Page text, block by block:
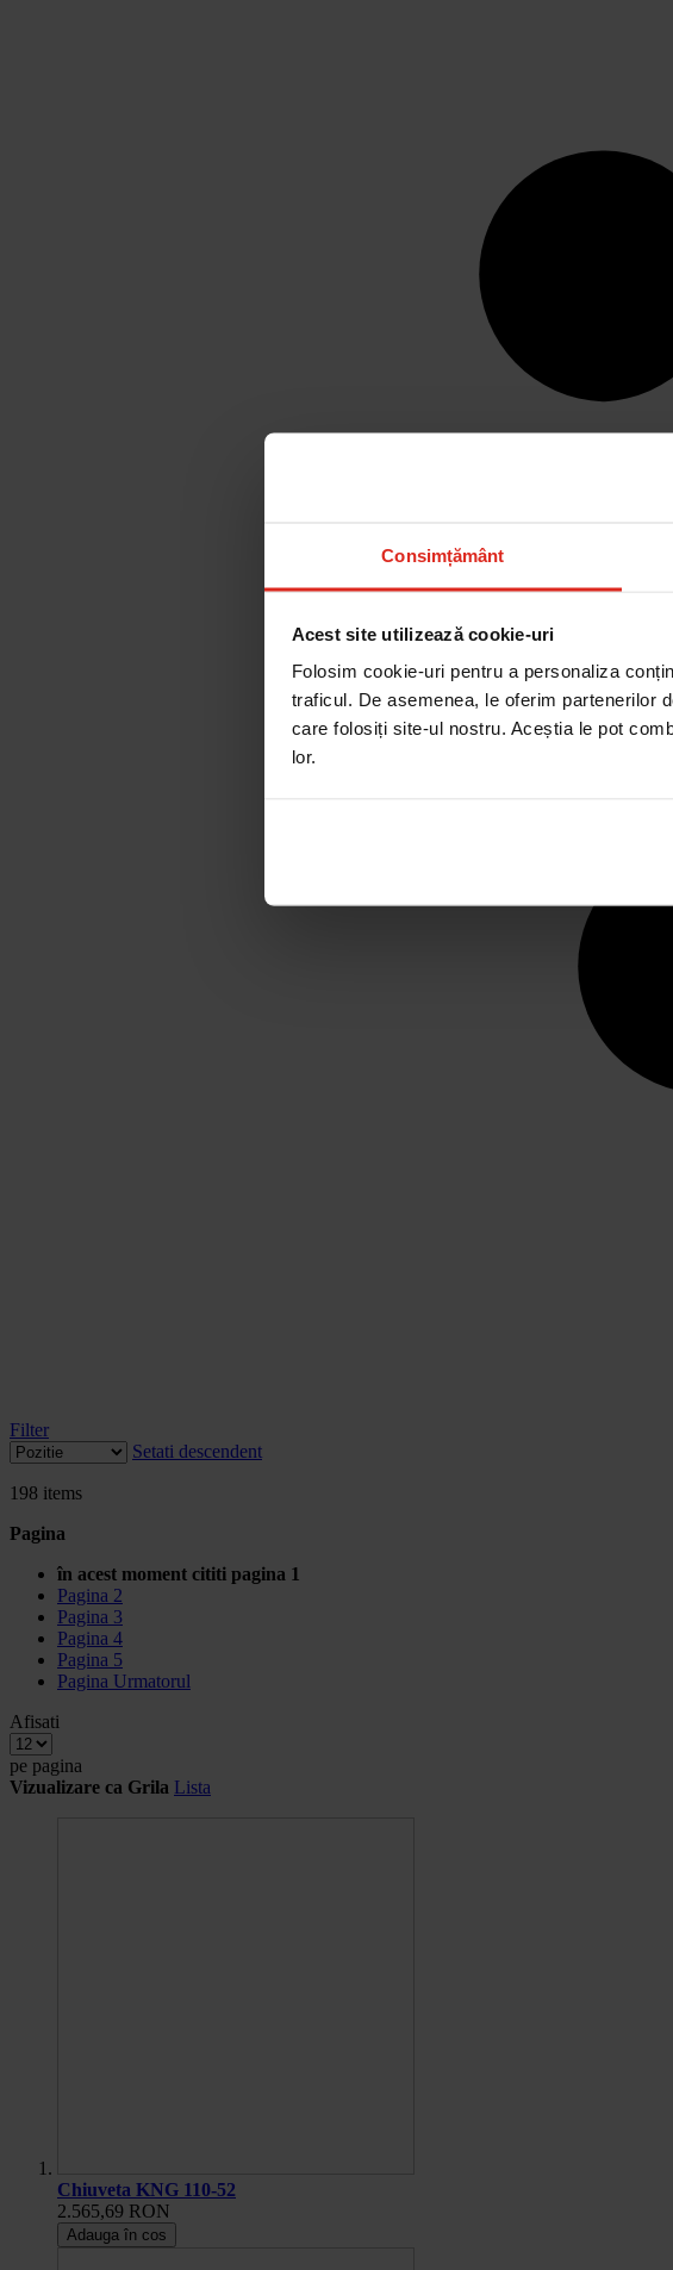
Consimțământ
Acest site utilizează cookie-uri
Folosim cookie-uri pentru a personaliza
traficul. De asemenea, le oferim partenerilor
care folosiți site-ul nostru. Aceștia le pot
lor.
Filter
Setati descendent
198 items
Pagina
în acest moment cititi pagina 1
Pagina 2
Pagina 3
Pagina 4
Pagina 5
Pagina Urmatorul
Afisati
pe pagina
Vizualizare ca Grila Lista
Chiuveta KNG 110-52
2.565,69 RON
Adauga în cos